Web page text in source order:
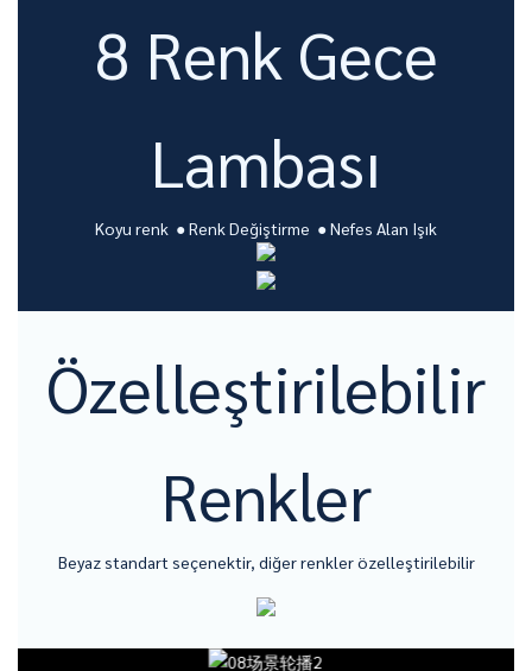
8 Renk Gece
Lambası
Koyu renk ● Renk Değiştirme ● Nefes Alan Işık
Özelleştirilebilir
Renkler
Beyaz standart seçenektir, diğer renkler özelleştirilebilir